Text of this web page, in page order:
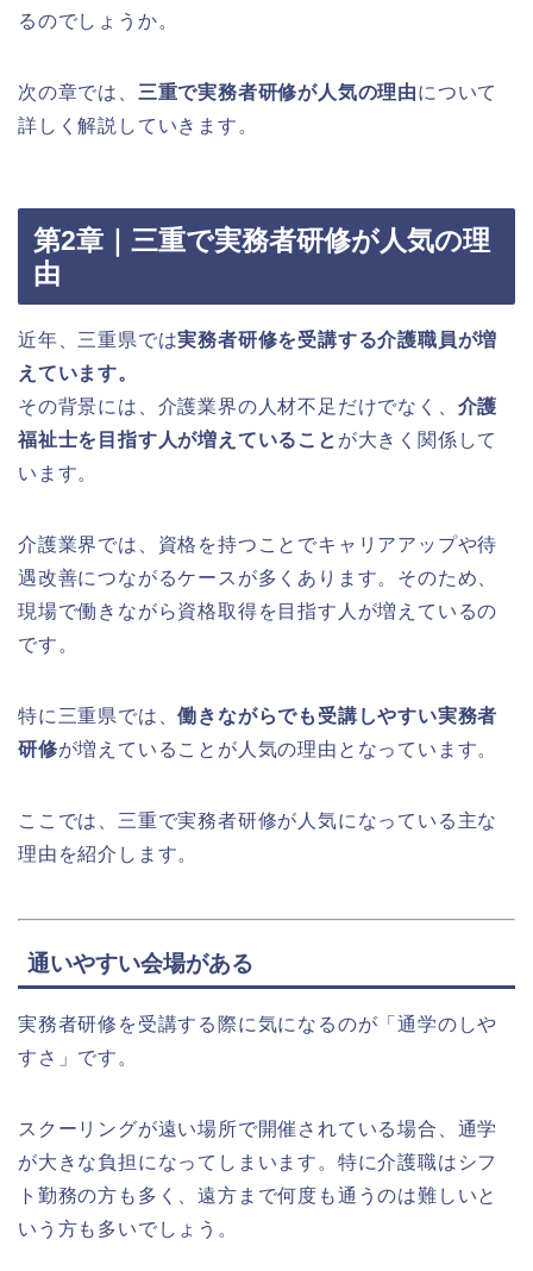
るのでしょうか。
次の章では、 三重で実務者研修が人気の理由について
詳しく解説していきます。
第2章｜三重で実務者研修が人気の理
由
近年、三重県では実務者研修を受講する介護職員が増
えています。
その背景には、介護業界の人材不足だけでなく、 介護
福祉士を目指す人が増えていること が大きく関係して
います。
介護業界では、資格を持つことでキャリアアップや待
遇改善につながるケースが多くあります。そのため、
現場で働きながら資格取得を目指す人が増えているの
です。
特に三重県では、働きながらでも受講しやすい実務者
研修が増えていることが人気の理由となっています。
ここでは、三重で実務者研修が人気になっている主な
理由を紹介します。
通いやすい会場がある
実務者研修を受講する際に気になるのが「通学のしや
すさ」です。
スクーリングが遠い場所で開催されている場合、通学
が大きな負担になってしまいます。特に介護職はシフ
ト勤務の方も多く、遠方まで何度も通うのは難しいと
いう方も多いでしょう。